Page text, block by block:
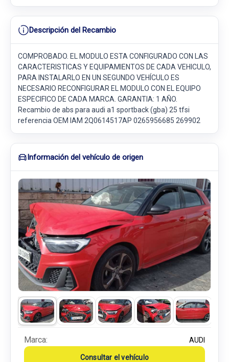
Descripción del Recambio
COMPROBADO. EL MODULO ESTA CONFIGURADO CON LAS
CARACTERISTICAS Y EQUIPAMIENTOS DE CADA VEHICULO,
PARA INSTALARLO EN UN SEGUNDO VEHÍCULO ES
NECESARIO RECONFIGURAR EL MODULO CON EL EQUIPO
ESPECIFICO DE CADA MARCA. GARANTIA: 1 AÑO.
Recambio de abs para audi a1 sportback (gba) 25 tfsi
referencia OEM IAM 2Q0614517AP 0265956685 269902
Información del vehículo de origen
Marca: AUDI
Consultar el vehículo